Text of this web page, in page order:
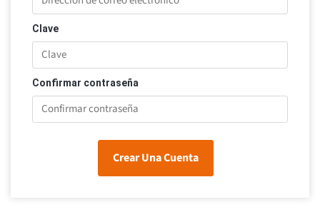
Clave
Confirmar contraseña
Crear Una Cuenta